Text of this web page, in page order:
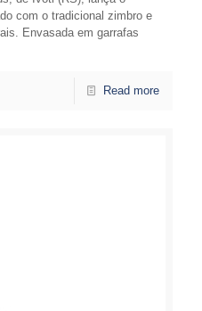
com o tradicional zimbro e
Envasada em garrafas
Read more